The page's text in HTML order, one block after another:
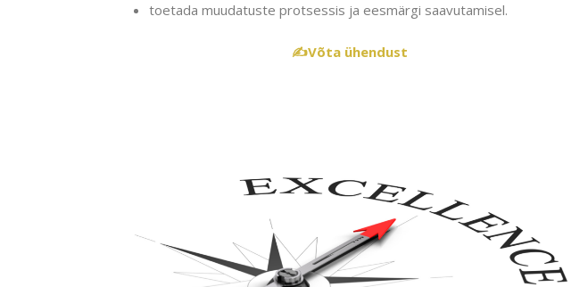
toetada muudatuste protsessis ja eesmärgi saavutamisel.
✍️Võta ühendust